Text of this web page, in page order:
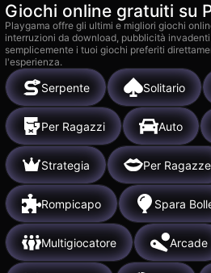
Giochi online gratuiti su
Playgama offre gli ultimi e migliori giochi
interruzioni da download, pubblicità
semplicemente i tuoi giochi preferiti
l'esperienza.
Serpente Solitario
Per Ragazzi Auto
Strategia Per Ragazze
Rompicapo Spara
Multigiocatore Arcade